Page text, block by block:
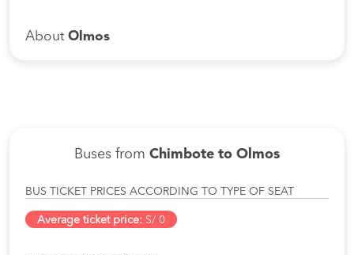
About Olmos
Buses from Chimbote to Olmos
BUS TICKET PRICES ACCORDING TO TYPE OF SEAT
Average ticket price: S/ 0